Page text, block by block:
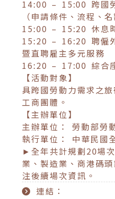
14:00 – 15:00 跨國
（申請條件、流程、
15:00 – 15:20 休息
15:20 – 16:20 聘僱
暨直聘雇主多元服務
16:20 – 17:00 綜合
【活動對象】
具跨國勞動力需求之
工商團體。
【主辦單位】
主辦單位： 勞動部勞
執行單位： 中華民國
►全年共計規劃20場
業、製造業、商港碼
注後續場次資訊。
連結：